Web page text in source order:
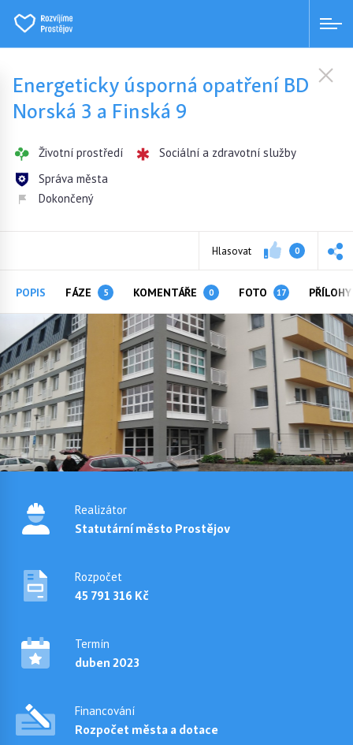
Energeticky úsporná opatření BD
Norská 3 a Finská 9
Životní prostředí
Sociální a zdravotní služby
Správa města
Dokončený
Hlasovat 0
POPIS FÁZE 5 KOMENTÁŘE 0 FOTO 17
Realizátor
Statutární město Prostějov
Rozpočet
45 791 316 Kč
Termín
duben 2023
Financování
Rozpočet města a dotace